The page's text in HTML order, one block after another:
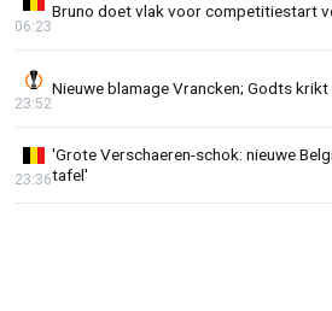
Bruno doet vlak voor competitiestart
06:23
Nieuwe blamage Vrancken; Godts
23:52
'Grote Verschaeren-schok: nieuwe
tafel'
23:36